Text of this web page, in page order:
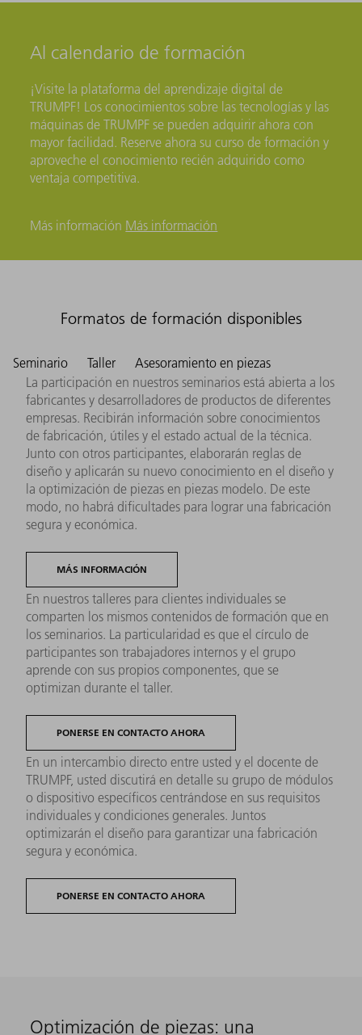
Al calendario de formación
¡Visite la plataforma del aprendizaje digital de
TRUMPF! Los conocimientos sobre las tecnologías y las
máquinas de TRUMPF se pueden adquirir ahora con
mayor facilidad. Reserve ahora su curso de formación y
aproveche el conocimiento recién adquirido como
ventaja competitiva.
Más información Más información
Formatos de formación disponibles
Seminario
La participación en nuestros seminarios está abierta a los
fabricantes y desarrolladores de productos de diferentes
empresas. Recibirán información sobre conocimientos
de fabricación, útiles y el estado actual de la técnica.
Junto con otros participantes, elaborarán reglas de
diseño y aplicarán su nuevo conocimiento en el diseño y
la optimización de piezas en piezas modelo. De este
modo, no habrá dificultades para lograr una fabricación
segura y económica.
MÁS INFORMACIÓN
Taller
En nuestros talleres para clientes individuales se
comparten los mismos contenidos de formación que en
los seminarios. La particularidad es que el círculo de
participantes son trabajadores internos y el grupo
aprende con sus propios componentes, que se
optimizan durante el taller.
PONERSE EN CONTACTO AHORA
Asesoramiento en piezas
En un intercambio directo entre usted y el docente de
TRUMPF, usted discutirá en detalle su grupo de módulos
o dispositivo específicos centrándose en sus requisitos
individuales y condiciones generales. Juntos
optimizarán el diseño para garantizar una fabricación
segura y económica.
PONERSE EN CONTACTO AHORA
Optimización de piezas: una